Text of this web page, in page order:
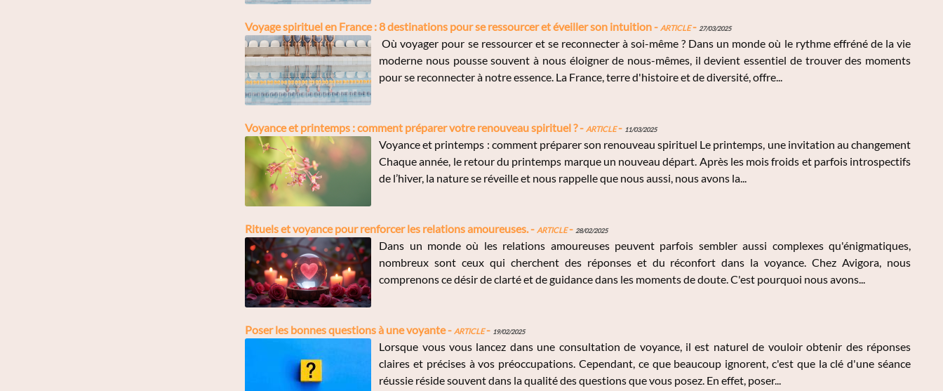
Voyage spirituel en France : 8 destinations pour se ressourcer et éveiller son intuition -Article- 27/03/2025
Où voyager pour se ressourcer et se reconnecter à soi-même ? Dans un monde où le rythme effréné de la vie
moderne nous pousse souvent à nous éloigner de nous-mêmes, il devient essentiel de trouver des moments
pour se reconnecter à notre essence. La France, terre d'histoire et de diversité, offre...
Voyance et printemps : comment préparer votre renouveau spirituel ? -Article- 11/03/2025
Voyance et printemps : comment préparer son renouveau spirituel Le printemps, une invitation au changement
Chaque année, le retour du printemps marque un nouveau départ. Après les mois froids et parfois introspectifs
de l’hiver, la nature se réveille et nous rappelle que nous aussi, nous avons la...
Rituels et voyance pour renforcer les relations amoureuses. -Article- 28/02/2025
Dans un monde où les relations amoureuses peuvent parfois sembler aussi complexes qu'énigmatiques,
nombreux sont ceux qui cherchent des réponses et du réconfort dans la voyance. Chez Avigora, nous
comprenons ce désir de clarté et de guidance dans les moments de doute. C'est pourquoi nous avons...
Poser les bonnes questions à une voyante -Article- 19/02/2025
Lorsque vous vous lancez dans une consultation de voyance, il est naturel de vouloir obtenir des réponses
claires et précises à vos préoccupations. Cependant, ce que beaucoup ignorent, c'est que la clé d'une séance
réussie réside souvent dans la qualité des questions que vous posez. En effet, poser...